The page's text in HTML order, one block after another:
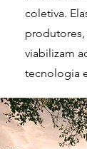
coletiva.
produtores,
viabilizam
tecnologia